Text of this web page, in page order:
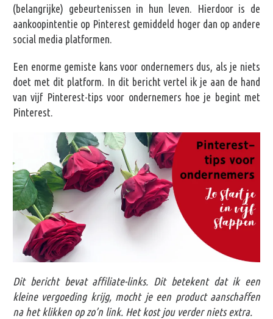
(belangrijke) gebeurtenissen in hun leven. Hierdoor is de
aankoopintentie op Pinterest gemiddeld hoger dan op andere
social media platformen.
Een enorme gemiste kans voor ondernemers dus, als je niets
doet met dit platform. In dit bericht vertel ik je aan de hand
van vijf Pinterest-tips voor ondernemers hoe je begint met
Pinterest.
Dit bericht bevat affiliate-links. Dit betekent dat ik een
kleine vergoeding krijg, mocht je een product aanschaffen
na het klikken op zo’n link. Het kost jou verder niets extra.